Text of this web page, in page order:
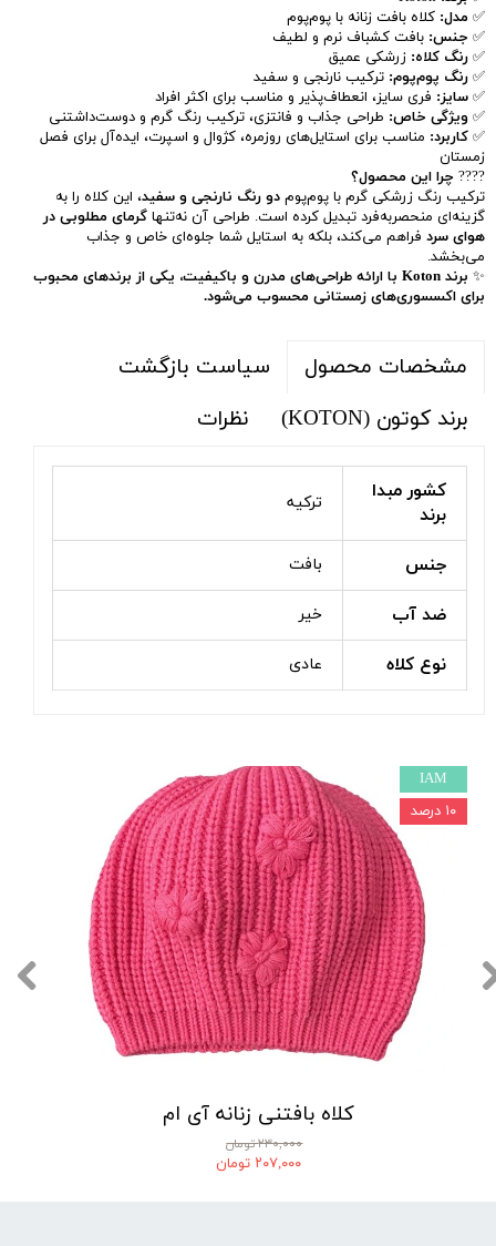
✅مدل: کلاه بافت زنانه با پوم‌پوم
✅ جنس: بافت کشباف نرم و لطیف
✅رنگ کلاه: زرشکی عمیق
✅رنگ پوم‌پوم: ترکیب نارنجی و سفید
✅سایز: فری سایز، انعطاف‌پذیر و مناسب برای اکثر افراد
✅ویژگی خاص: طراحی جذاب و فانتزی، ترکیب رنگ گرم و دوست‌داشتنی
✅کاربرد: مناسب برای استایل‌های روزمره، کژوال و اسپرت، ایده‌آل برای فصل
زمستان
???? چرا این محصول؟
ترکیب رنگ زرشکی گرم با پوم‌پومدو رنگ نارنجی و سفید، این کلاه را به
گزینه‌ای منحصربه‌فرد تبدیل کرده است. طراحی آن نه‌تنهاگرمای مطلوبی در
هوای سرد فراهم می‌کند، بلکه به استایل شما جلوه‌ای خاص و جذاب
می‌بخشد.
✨
برند Koton با ارائه طراحی‌های مدرن و باکیفیت، یکی از برندهای محبوب
برای اکسسوری‌های زمستانی محسوب می‌شود.
مشخصات محصول
سیاست بازگشت
برند کوتون (KOTON)
نظرات
کشور مبدا
برند
ترکیه
جنس بافت
ضد آب خیر
نوع کلاه عادی
کلاه بافتنی زنانه آی ام
۲۳۰,۰۰۰ تومان
۲۰۷,۰۰۰ تومان
IAM
۱۰ درصد